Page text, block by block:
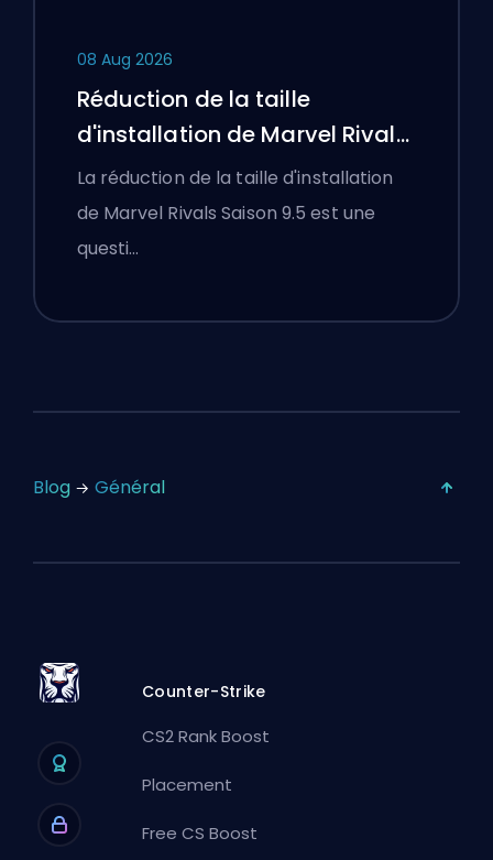
08 Aug 2026
Réduction de la taille
d'installation de Marvel Rivals
Saison 9.5 expliquée
La réduction de la taille d'installation
de Marvel Rivals Saison 9.5 est une
questi…
Blog Général
Counter-Strike
CS2 Rank Boost
Placement
Free CS Boost